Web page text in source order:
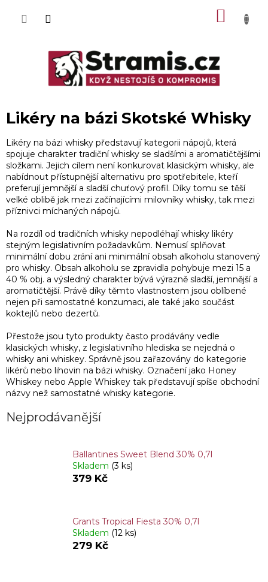
Likéry na bázi Skotské Whisky
Likéry na bázi whisky představují kategorii nápojů, která
spojuje charakter tradiční whisky se sladšími a aromatičtějšími
složkami. Jejich cílem není konkurovat klasickým whisky, ale
nabídnout přístupnější alternativu pro spotřebitele, kteří
preferují jemnější a sladší chuťový profil. Díky tomu se těší
velké oblibě jak mezi začínajícími milovníky whisky, tak mezi
příznivci míchaných nápojů.
Na rozdíl od tradičních whisky nepodléhají whisky likéry
stejným legislativním požadavkům. Nemusí splňovat
minimální dobu zrání ani minimální obsah alkoholu stanovený
pro whisky. Obsah alkoholu se zpravidla pohybuje mezi 15 a
40 % obj. a výsledný charakter bývá výrazně sladší, jemnější a
aromatičtější. Právě díky těmto vlastnostem jsou oblíbené
nejen při samostatné konzumaci, ale také jako součást
koktejlů nebo dezertů.
Přestože jsou tyto produkty často prodávány vedle
klasických whisky, z legislativního hlediska se nejedná o
whisky ani whiskey. Správně jsou zařazovány do kategorie
likérů nebo lihovin na bázi whisky. Označení jako Honey
Whiskey nebo Apple Whiskey tak představují spíše obchodní
názvy než samostatné whisky kategorie.
Nejprodávanější
Ballantines Sweet Blend 30% 0,7l
Skladem (3 ks)
379 Kč
Grants Tropical Fiesta 30% 0,7l
Skladem (12 ks)
279 Kč